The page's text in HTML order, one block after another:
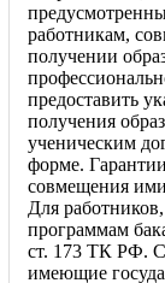
работникам,
получении
предоставить
получения
ученическим
форме.
совмещения
Для
программам
ст. 173 ТК РФ.
имеющие